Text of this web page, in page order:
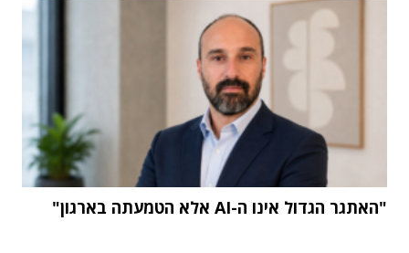
"האתגר הגדול אינו ה-AI אלא הטמעתה בארגון"